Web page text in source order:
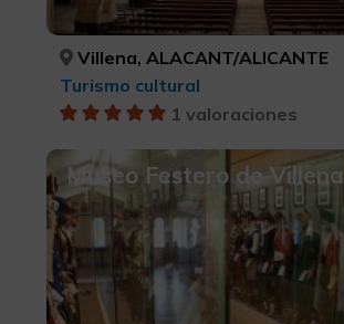
Villena, ALACANT/ALICANTE
Turismo cultural
1 valoraciones
Museo Festero de Villena